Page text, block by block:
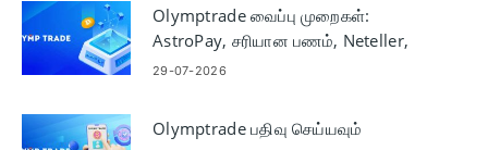
Olymptrade வைப்பு முறைகள்:
AstroPay, சரியான பணம், Neteller,
Skrill
29-07-2026
Olymptrade பதிவு செய்யவும்